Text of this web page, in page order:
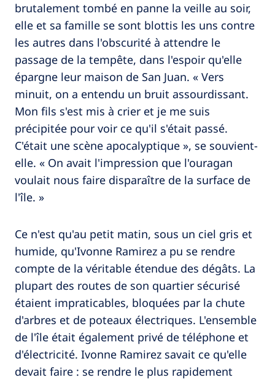
brutalement tombé en panne la veille au soir,
elle et sa famille se sont blottis les uns contre
les autres dans l'obscurité à attendre le
passage de la tempête, dans l'espoir qu'elle
épargne leur maison de San Juan. « Vers
minuit, on a entendu un bruit assourdissant.
Mon fils s'est mis à crier et je me suis
précipitée pour voir ce qu'il s'était passé.
C'était une scène apocalyptique », se souvient-
elle. « On avait l'impression que l'ouragan
voulait nous faire disparaître de la surface de
l'île. »
Ce n'est qu'au petit matin, sous un ciel gris et
humide, qu'Ivonne Ramirez a pu se rendre
compte de la véritable étendue des dégâts. La
plupart des routes de son quartier sécurisé
étaient impraticables, bloquées par la chute
d'arbres et de poteaux électriques. L'ensemble
de l'île était également privé de téléphone et
d'électricité. Ivonne Ramirez savait ce qu'elle
devait faire : se rendre le plus rapidement